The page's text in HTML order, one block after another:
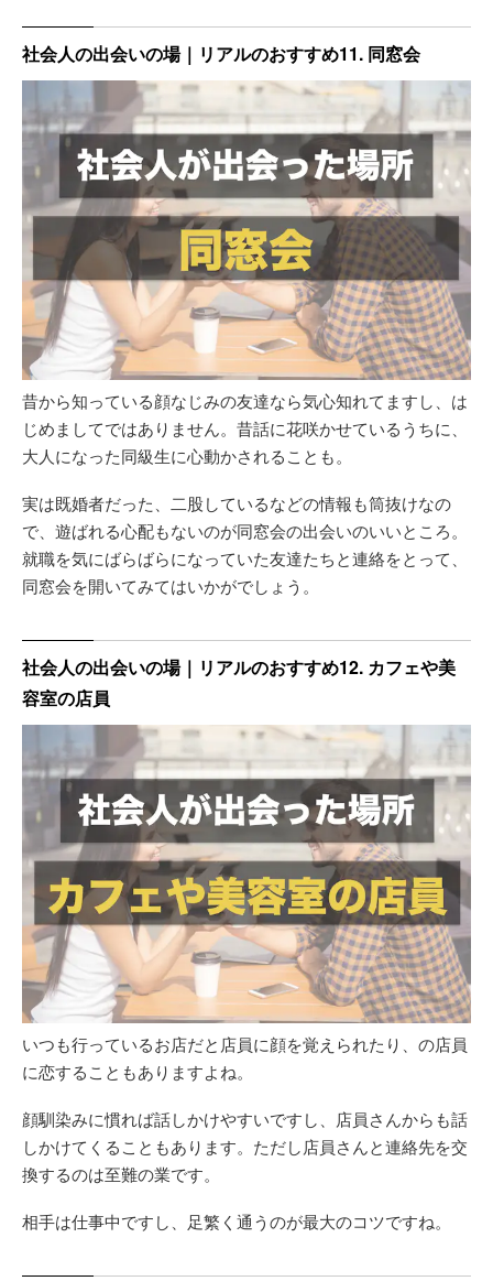
社会人の出会いの場｜リアルのおすすめ11. 同窓会
昔から知っている顔なじみの友達なら気心知れてますし、は
じめましてではありません。昔話に花咲かせているうちに、
大人になった同級生に心動かされることも。
実は既婚者だった、二股しているなどの情報も筒抜けなの
で、遊ばれる心配もないのが同窓会の出会いのいいところ。
就職を気にばらばらになっていた友達たちと連絡をとって、
同窓会を開いてみてはいかがでしょう。
社会人の出会いの場｜リアルのおすすめ12. カフェや美
容室の店員
いつも行っているお店だと店員に顔を覚えられたり、の店員
に恋することもありますよね。
顔馴染みに慣れば話しかけやすいですし、店員さんからも話
しかけてくることもあります。ただし店員さんと連絡先を交
換するのは至難の業です。
相手は仕事中ですし、足繁く通うのが最大のコツですね。